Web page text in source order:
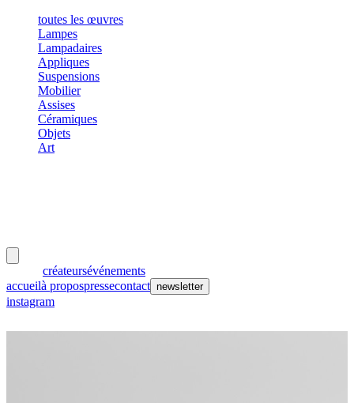
toutes les œuvres
Lampes
Lampadaires
Appliques
Suspensions
Mobilier
Assises
Céramiques
Objets
Art
créateursévénements
accueilà propospressecontact newsletter
instagram